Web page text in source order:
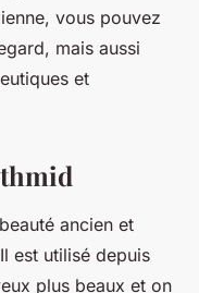
vous pouvez
mais aussi
et
ancien et
est utilisé depuis
plus beaux et on